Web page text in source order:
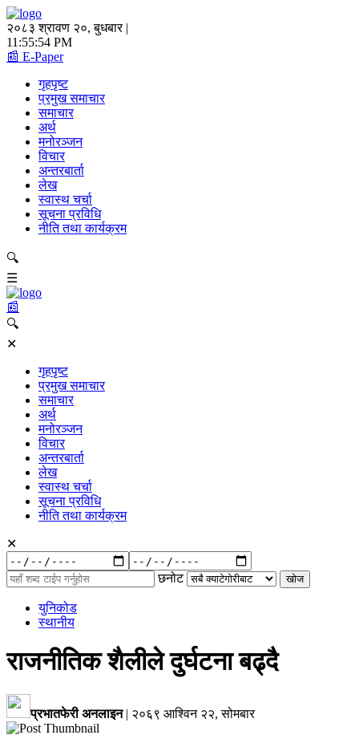
२०८३ श्रावण २०, बुधबार |
11:55:54 PM
📰 E-Paper
गृहपृष्ट
प्रमुख समाचार
समाचार
अर्थ
मनोरञ्जन
विचार
अन्तरबार्ता
लेख
स्वास्थ चर्चा
सूचना प्रविधि
नीति तथा कार्यक्रम
🔍
☰
📰
🔍
✕
गृहपृष्ट
प्रमुख समाचार
समाचार
अर्थ
मनोरञ्जन
विचार
अन्तरबार्ता
लेख
स्वास्थ चर्चा
सूचना प्रविधि
नीति तथा कार्यक्रम
✕
अनुसार:
छनोट
युनिकोड
स्थानीय
राजनीतिक शैलीले दुर्घटना बढ्दै
प्रभातफेरी अनलाइन| २०६९ आश्विन २२, सोमबार